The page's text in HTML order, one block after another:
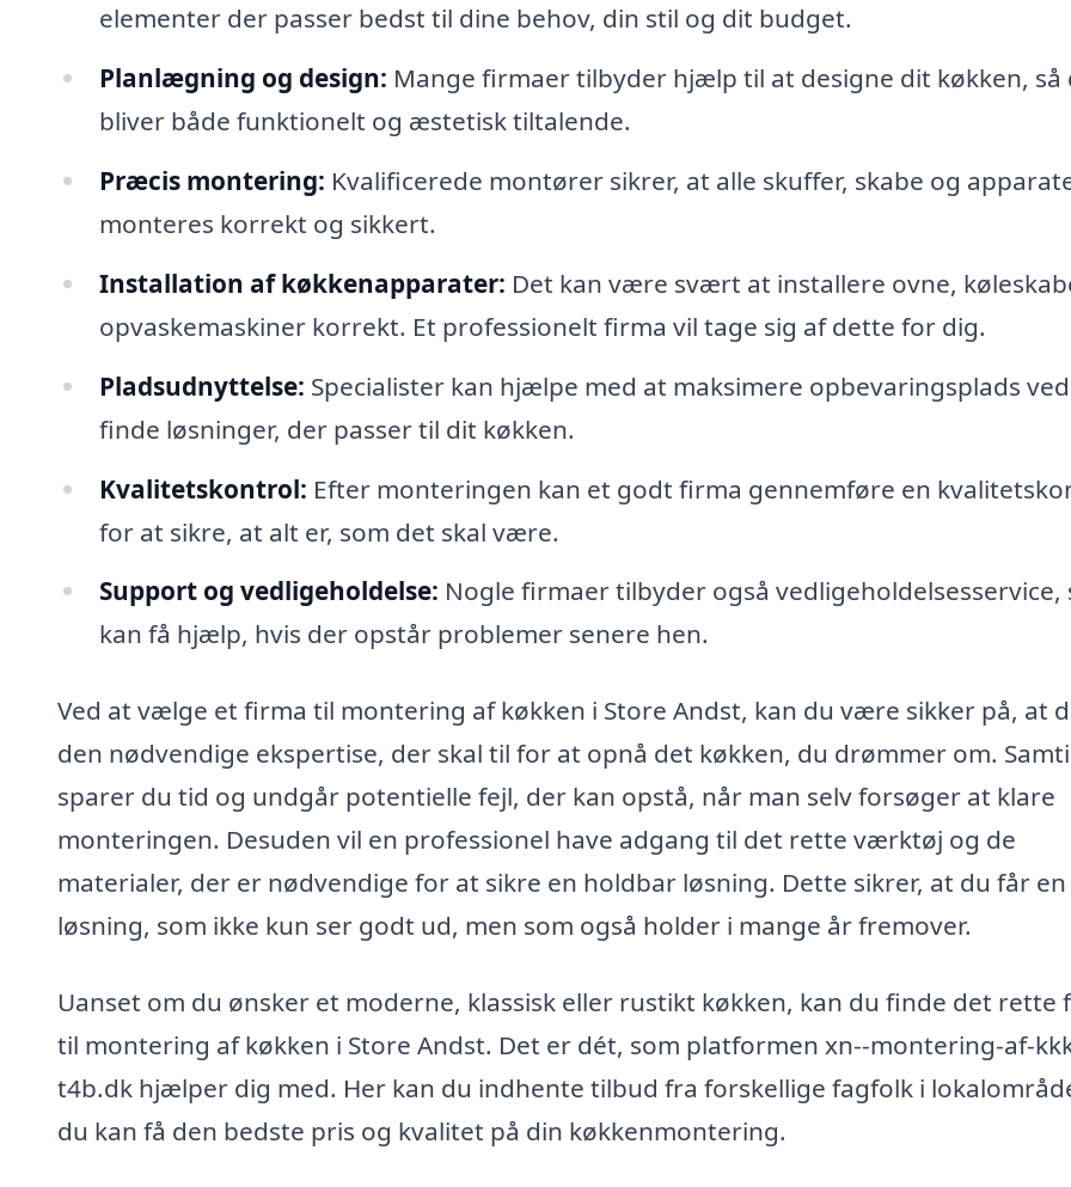
elementer der passer bedst til dine behov, din stil og dit budget.
Planlægning og design: Mange firmaer tilbyder hjælp til at designe dit køkken, så
bliver både funktionelt og æstetisk tiltalende.
Præcis montering: Kvalificerede montører sikrer, at alle skuffer, skabe og
monteres korrekt og sikkert.
Installation af køkkenapparater: Det kan være svært at installere ovne,
opvaskemaskiner korrekt. Et professionelt firma vil tage sig af dette for dig.
Pladsudnyttelse: Specialister kan hjælpe med at maksimere opbevaringsplads
finde løsninger, der passer til dit køkken.
Kvalitetskontrol: Efter monteringen kan et godt firma gennemføre en
for at sikre, at alt er, som det skal være.
Support og vedligeholdelse: Nogle firmaer tilbyder også vedligeholdelsesservice,
kan få hjælp, hvis der opstår problemer senere hen.
Ved at vælge et firma til montering af køkken i Store Andst, kan du være sikker på, at
den nødvendige ekspertise, der skal til for at opnå det køkken, du drømmer om.
sparer du tid og undgår potentielle fejl, der kan opstå, når man selv forsøger at klare
monteringen. Desuden vil en professionel have adgang til det rette værktøj og de
materialer, der er nødvendige for at sikre en holdbar løsning. Dette sikrer, at du får en
løsning, som ikke kun ser godt ud, men som også holder i mange år fremover.
Uanset om du ønsker et moderne, klassisk eller rustikt køkken, kan du finde det rette
til montering af køkken i Store Andst. Det er dét, som platformen xn--montering-af-
t4b.dk hjælper dig med. Her kan du indhente tilbud fra forskellige fagfolk i
du kan få den bedste pris og kvalitet på din køkkenmontering.